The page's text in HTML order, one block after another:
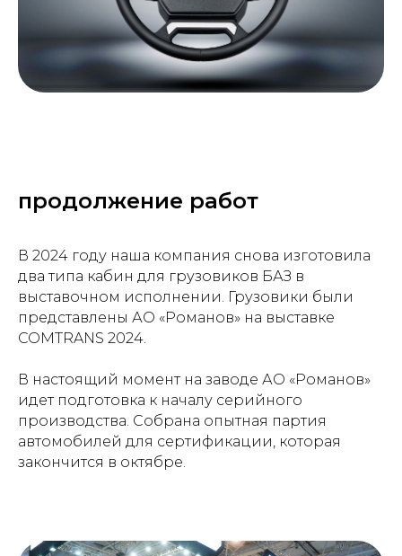
продолжение работ
В 2024 году наша компания снова изготовила
два типа кабин для грузовиков БАЗ в
выставочном исполнении. Грузовики были
представлены АО «Романов» на выставке
COMTRANS 2024.
В настоящий момент на заводе АО «Романов»
идет подготовка к началу серийного
производства. Собрана опытная партия
автомобилей для сертификации, которая
закончится в октябре.